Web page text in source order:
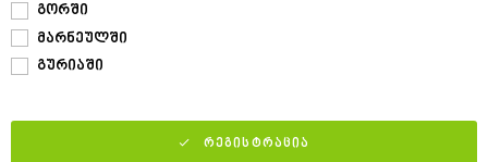
გორში
მარნეულში
გურიაში
ᲠᲔᲒᲘᲡᲢᲠᲐᲪᲘᲐ